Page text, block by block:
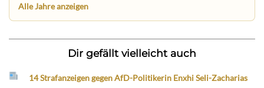
Alle Jahre anzeigen
Dir gefällt vielleicht auch
14 Strafanzeigen gegen AfD-Politikerin Enxhi Seli-Zacharias